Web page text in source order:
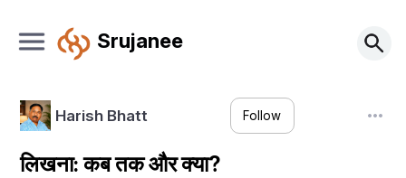
Srujanee
Harish Bhatt Follow
लिखना: कब तक और क्या?